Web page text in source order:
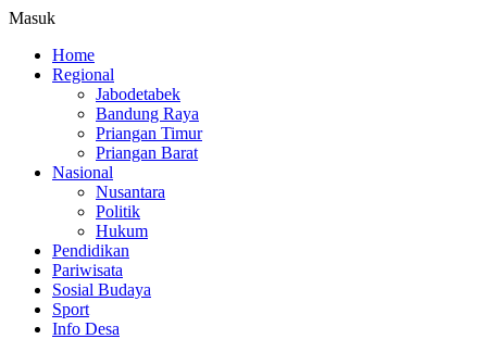
Masuk
Home
Regional
Jabodetabek
Bandung Raya
Priangan Timur
Priangan Barat
Nasional
Nusantara
Politik
Hukum
Pendidikan
Pariwisata
Sosial Budaya
Sport
Info Desa